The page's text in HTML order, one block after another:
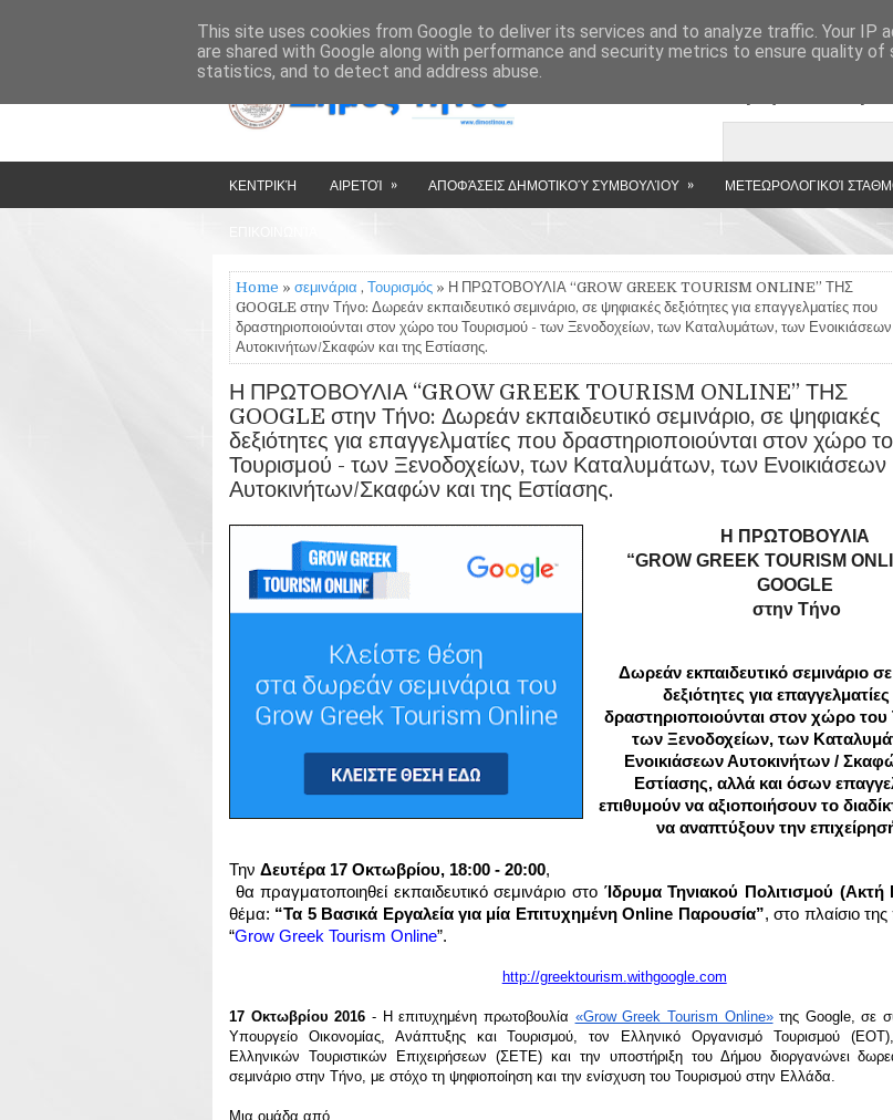
HOME ΔΉΜΟΣ ΤΉΝΟΥ » » »
ΚΕΝΤΡΙΚΉ ΑΙΡΕΤΟΊ » ΑΠΟΦΆΣΕΙΣ ΔΗΜΟΤΙΚΟΎ ΣΥΜΒΟΥΛΊΟΥ » ΜΕΤΕΩΡΟΛΟΓΙΚΟΊ
Home » σεμινάρια , Τουρισμός » Η ΠΡΩΤΟΒΟΥΛΙΑ “GROW GREEK TOURISM ONLINE” ΤΗΣ
GOOGLE στην Τήνο: Δωρεάν εκπαιδευτικό σεμινάριο, σε ψηφιακές δεξιότητες για επαγγελματίες που
δραστηριοποιούνται στον χώρο του Τουρισμού - των Ξενοδοχείων, των Καταλυμάτων, των Ενοικιάσεων
Αυτοκινήτων/Σκαφών και της Εστίασης.
Η ΠΡΩΤΟΒΟΥΛΙΑ “GROW GREEK TOURISM ONLINE” ΤΗΣ
GOOGLE στην Τήνο: Δωρεάν εκπαιδευτικό σεμινάριο, σε ψηφιακές
δεξιότητες για επαγγελματίες που δραστηριοποιούνται στον χώρο
Τουρισμού - των Ξενοδοχείων, των Καταλυμάτων, των Ενοικιάσεων
Αυτοκινήτων/Σκαφών και της Εστίασης.
Η ΠΡΩΤΟΒΟΥΛΙΑ
GOOGLE
στην Τήνο
Δωρεάν εκπαιδευτικό σεμινάριο
δεξιότητες για
δραστηριοποιούνται στον χώρο του
των Ξενοδοχείων, των
Ενοικιάσεων Αυτοκινήτων /
Εστίασης, αλλά και όσων
επιθυμούν να αξιοποιήσουν το
να αναπτύξουν την
Την Δευτέρα 17 Οκτωβρίου, 18:00 - 20:00,
θα πραγματοποιηθεί εκπαιδευτικό σεμινάριο στο Ίδρυμα Τηνιακού Πολιτισμού (Ακτή
θέμα: “Τα 5 Βασικά Εργαλεία για μία Επιτυχημένη Online Παρουσία”, στο πλαίσιο
“Grow Greek Tourism Online”.
http://greektourism.withgoogle.com
17 Οκτωβρίου 2016 - Η επιτυχημένη πρωτοβουλία «Grow Greek Tourism Online» της Google, σε
Υπουργείο Οικονομίας, Ανάπτυξης και Τουρισμού, τον Ελληνικό Οργανισμό Τουρισμού
Ελληνικών Τουριστικών Επιχειρήσεων (ΣΕΤΕ) και την υποστήριξη του Δήμου διοργανώνει
σεμινάριο στην Τήνο, με στόχο τη ψηφιοποίηση και την ενίσχυση του Τουρισμού στην Ελλάδα.
Μια ομάδα από
This site uses cookies from Google to deliver its services and to analyze traffic. Your IP
are shared with Google along with performance and security metrics to ensure quality of
statistics, and to detect and address abuse.